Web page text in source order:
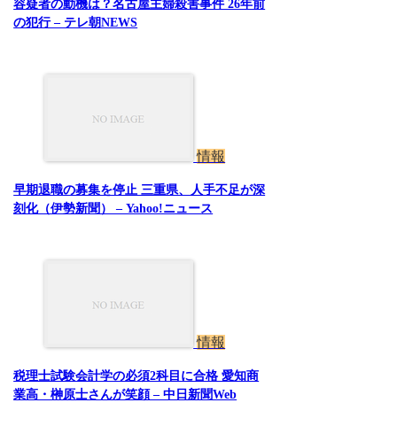
容疑者の動機は？名古屋主婦殺害事件 26年前
の犯行 – テレ朝NEWS
情報
早期退職の募集を停止 三重県、人手不足が深
刻化（伊勢新聞） – Yahoo!ニュース
情報
税理士試験会計学の必須2科目に合格 愛知商
業高・榊原士さんが笑顔 – 中日新聞Web